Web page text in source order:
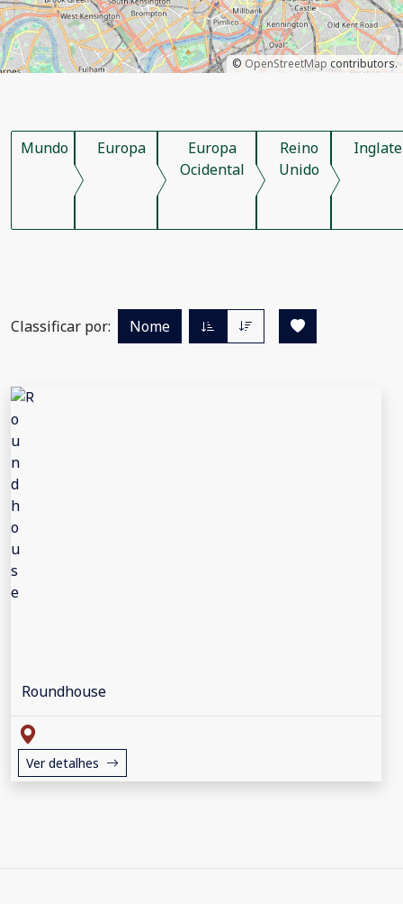
© OpenStreetMap contributors.
Mundo Europa
Europa
Ocidental
Reino
Unido
Classificar por: Nome
Roundhouse
Ver detalhes